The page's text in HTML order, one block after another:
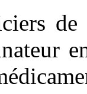
de